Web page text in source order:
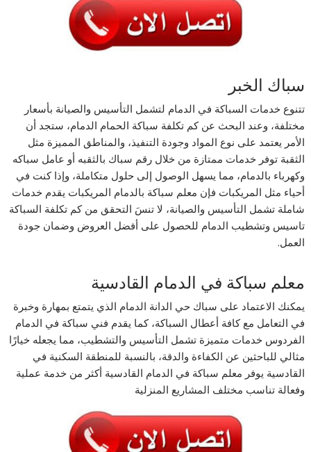
سباك الخبر
تتنوع خدمات السباكة في الدمام لتشمل التأسيس والصيانة بأسعار
مختلفة، وعند البحث عن كم تكلفة سباكة الحمام الدمام، ستجد أن
الأمر يعتمد على نوع المواد وجودة التنفيذ، والمناطق المميزة مثل
الثقبة توفر خدمات ممتازة من خلال رقم سباك بالثقبه أو عامل سباكه
وكهرباء بالدمام، مما يسهل الوصول إلى حلول متكاملة، وإذا كنت في
أحياء مثل المريكبات فإن معلم سباكة بالدمام المريكبات يقدم خدمات
شاملة تشمل التأسيس والصيانة، لا تنسَ التحقق من كم تكلفة السباكة
تاسيس وتشطيب الدمام للحصول على أفضل العروض وضمان جودة
العمل.
معلم سباكة في الدمام القادسية
يمكنك الاعتماد على سباك حي الدانة الدمام الذي يتمتع بمهارة وخبرة
في التعامل مع كافة أعطال السباكة، كما يقدم فني سباكة في الدمام
الفردوس خدمات متميزة تشمل التأسيس والتشطيب، مما يجعله خيارًا
مثالي للباحثين عن الكفاءة والدقة، بالنسبة للمنطقة السكنية في
القادسية يوفر معلم سباكة في الدمام القادسية أكثر من خدمة عملية
وفعالة تناسب مختلف المشاريع المنزلية